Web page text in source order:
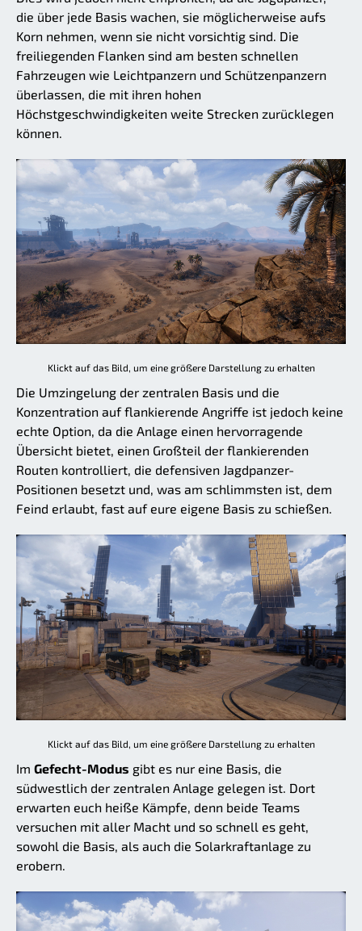
die über jede Basis wachen, sie möglicherweise aufs
Korn nehmen, wenn sie nicht vorsichtig sind. Die
freiliegenden Flanken sind am besten schnellen
Fahrzeugen wie Leichtpanzern und Schützenpanzern
überlassen, die mit ihren hohen
Höchstgeschwindigkeiten weite Strecken zurücklegen
können.
Klickt auf das Bild, um eine größere Darstellung zu erhalten
Die Umzingelung der zentralen Basis und die
Konzentration auf flankierende Angriffe ist jedoch keine
echte Option, da die Anlage einen hervorragende
Übersicht bietet, einen Großteil der flankierenden
Routen kontrolliert, die defensiven Jagdpanzer-
Positionen besetzt und, was am schlimmsten ist, dem
Feind erlaubt, fast auf eure eigene Basis zu schießen.
Klickt auf das Bild, um eine größere Darstellung zu erhalten
Im Gefecht-Modus gibt es nur eine Basis, die
südwestlich der zentralen Anlage gelegen ist. Dort
erwarten euch heiße Kämpfe, denn beide Teams
versuchen mit aller Macht und so schnell es geht,
sowohl die Basis, als auch die Solarkraftanlage zu
erobern.